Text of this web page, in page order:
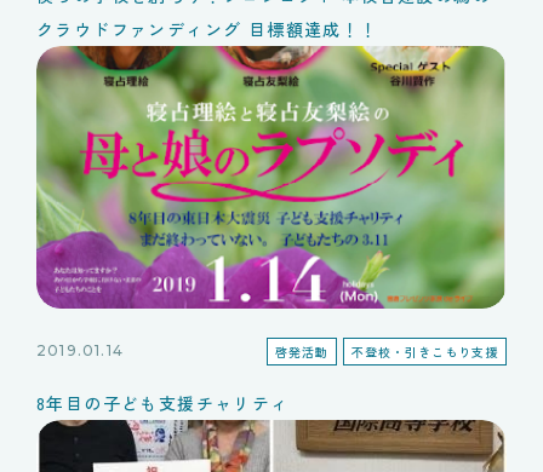
クラウドファンディング 目標額達成！！
2019.01.14 啓発活動 不登校・引きこもり支援
8年目の子ども支援チャリティ